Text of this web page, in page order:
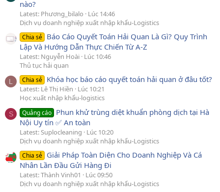
nào?
Latest: Phương_bilalo
Lúc 14:46
Dịch vụ doanh nghiệp xuất nhập khẩu-Logistics
Chia sẻ Báo Cáo Quyết Toán Hải Quan Là Gì? Quy Trình
Lập Và Hướng Dẫn Thực Chiến Từ A-Z
Latest: Nguyễn Hoài Lúc 10:46
Thủ tục hải quan
L Chia sẻ Khóa học báo cáo quyết toán hải quan ở đâu tốt?
Latest: Lê Thị Hiền
Lúc 10:21
Học xuất nhập khẩu-logistics
S Quảng cáo Phun khử trùng diệt khuẩn phòng dịch tại Hà
Nội Uy tín ✅ An toàn
Latest: Suplocleaning
Lúc 10:20
Dịch vụ doanh nghiệp xuất nhập khẩu-Logistics
Chia sẻ Giải Pháp Toàn Diện Cho Doanh Nghiệp Và Cá
Nhân Lần Đầu Gửi Hàng Đi
Latest: Thành Vinh01
Lúc 09:50
Dịch vụ doanh nghiệp xuất nhập khẩu-Logistics